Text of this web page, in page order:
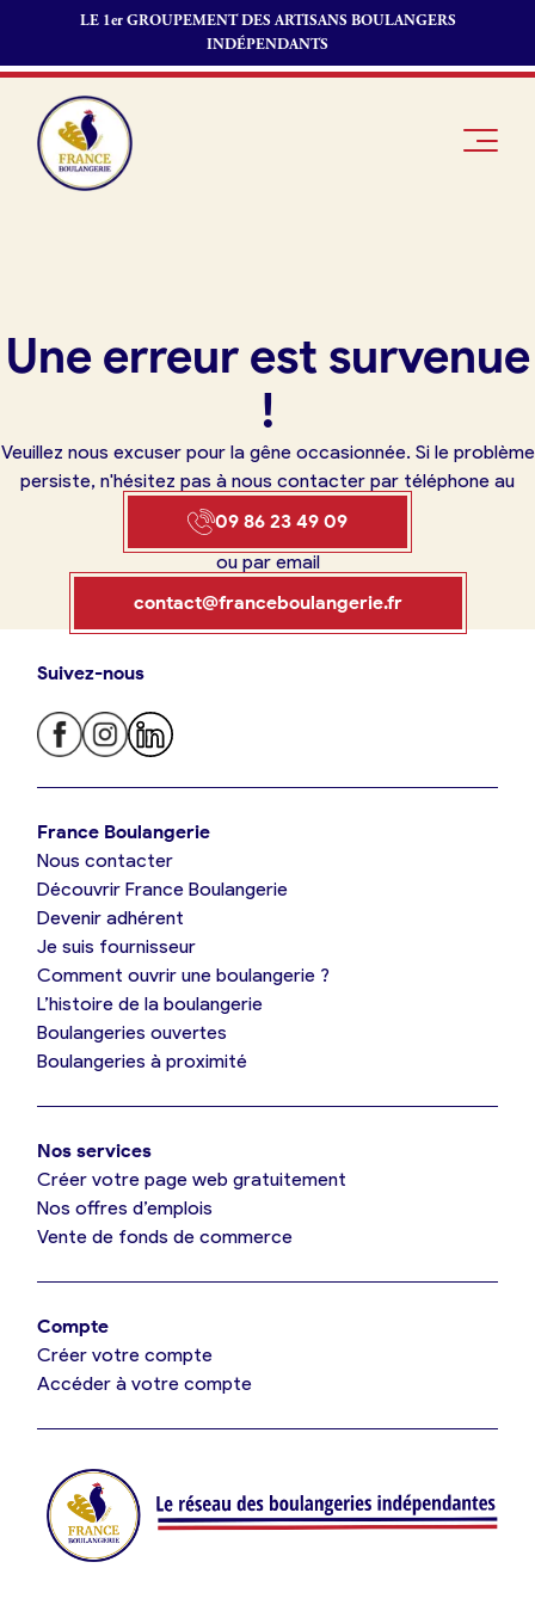
LE 1er GROUPEMENT DES ARTISANS BOULANGERS
INDÉPENDANTS
Je trouve ma boulangerie
Je suis boulanger
Je découvre France Boulangerie
Mes tarifs
Je référence ma boulangerie (gratuit)
Offres d’emploi
Je suis fournisseur
Je crée mon compte
boulanger
Boulangerie
Pourquoi
Je référence
ma
d’emploi
commerce
fournisseur
Une erreur est survenue
!
Veuillez nous excuser pour la gêne occasionnée. Si le problème
persiste, n'hésitez pas à nous contacter par téléphone au
09 86 23 49 09
09 86 23 49 09
Oui, appeler
Non, annuler
ou par email
contact@franceboulangerie.fr
Suivez-nous
France Boulangerie
Nous contacter
Découvrir France Boulangerie
Devenir adhérent
Je suis fournisseur
Comment ouvrir une boulangerie ?
L’histoire de la boulangerie
Boulangeries ouvertes
Boulangeries à proximité
Nos services
Créer votre page web gratuitement
Nos offres d’emplois
Vente de fonds de commerce
Compte
Créer votre compte
Accéder à votre compte